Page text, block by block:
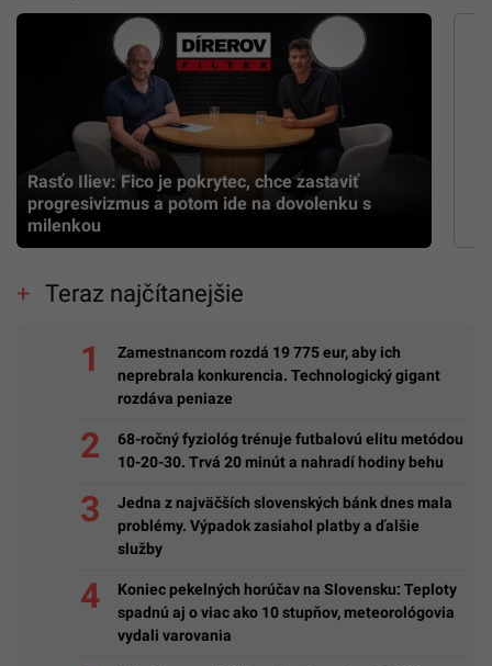
Rasťo Iliev: Fico je pokrytec, chce zastaviť
progresivizmus a potom ide na dovolenku s
milenkou
Teraz najčítanejšie
Zamestnancom rozdá 19 775 eur, aby ich
neprebrala konkurencia. Technologický gigant
rozdáva peniaze
68-ročný fyziológ trénuje futbalovú elitu metódou
10-20-30. Trvá 20 minút a nahradí hodiny behu
Jedna z najväčších slovenských bánk dnes mala
problémy. Výpadok zasiahol platby a ďalšie
služby
Koniec pekelných horúčav na Slovensku: Teploty
spadnú aj o viac ako 10 stupňov, meteorológovia
vydali varovania